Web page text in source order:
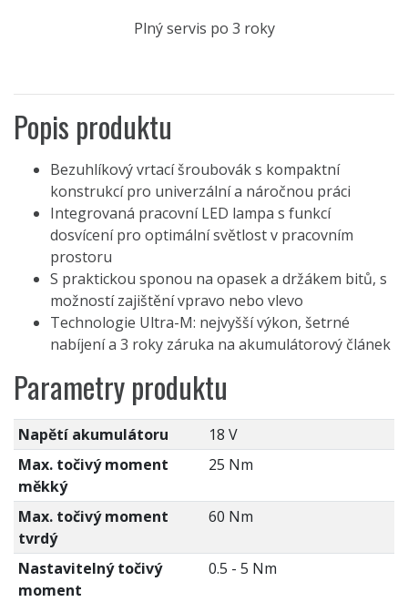
Plný servis po 3 roky
Popis produktu
Bezuhlíkový vrtací šroubovák s kompaktní
konstrukcí pro univerzální a náročnou práci
Integrovaná pracovní LED lampa s funkcí
dosvícení pro optimální světlost v pracovním
prostoru
S praktickou sponou na opasek a držákem bitů, s
možností zajištění vpravo nebo vlevo
Technologie Ultra-M: nejvyšší výkon, šetrné
nabíjení a 3 roky záruka na akumulátorový článek
Parametry produktu
Napětí akumulátoru
18 V
Max. točivý moment
měkký
25 Nm
Max. točivý moment
tvrdý
60 Nm
Nastavitelný točivý
moment
0.5 - 5 Nm